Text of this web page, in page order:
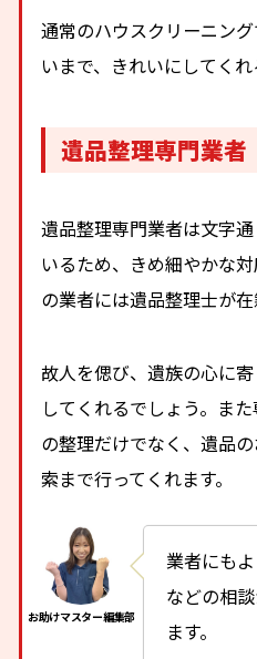
通常のハウスクリーニン
いまで、きれいにしてくれ
遺品整理専門業者
遺品整理専門業者は文字
いるため、きめ細やかな
の業者には遺品整理士が在
故人を偲び、遺族の心に
してくれるでしょう。ま
の整理だけでなく、遺品
索まで行ってくれます。
業者にも
などの相
ます。